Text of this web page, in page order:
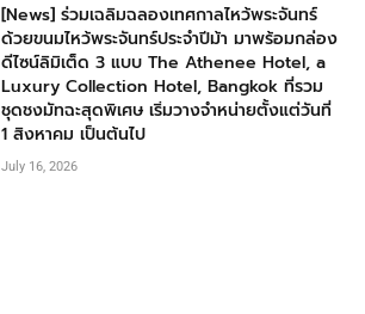
[News] ร่วมเฉลิมฉลองเทศกาลไหว้พระจันทร์
ด้วยขนมไหว้พระจันทร์ประจำปีม้า มาพร้อมกล่อง
ดีไซน์ลิมิเต็ด 3 แบบ The Athenee Hotel, a
Luxury Collection Hotel, Bangkok ที่รวม
ชุดชงมัทฉะสุดพิเศษ เริ่มวางจำหน่ายตั้งแต่วันที่
1 สิงหาคม เป็นต้นไป
July 16, 2026